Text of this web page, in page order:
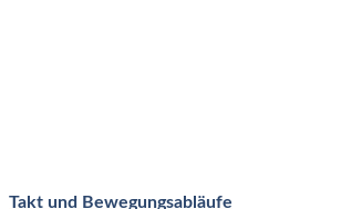
Takt und Bewegungsabläufe